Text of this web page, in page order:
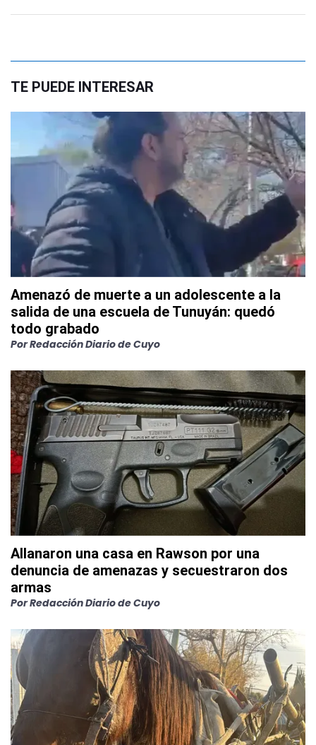
TE PUEDE INTERESAR
Amenazó de muerte a un adolescente a la
salida de una escuela de Tunuyán: quedó
todo grabado
PorRedacción Diario de Cuyo
Allanaron una casa en Rawson por una
denuncia de amenazas y secuestraron dos
armas
PorRedacción Diario de Cuyo